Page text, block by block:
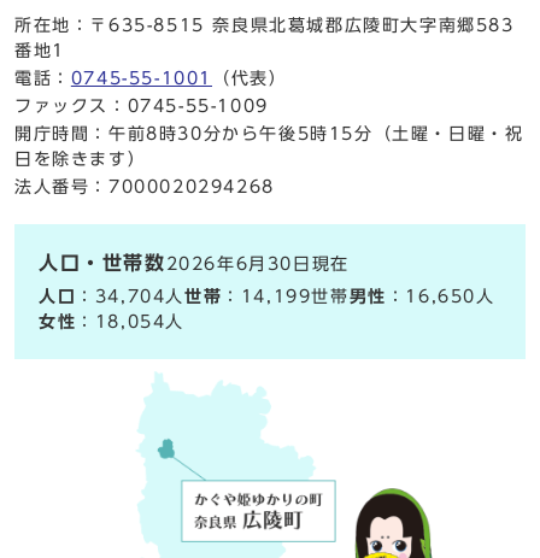
所在地：〒635-8515 奈良県北葛城郡広陵町大字南郷583
番地1
電話： 0745-55-1001
（代表）
ファックス：0745-55-1009
開庁時間：午前8時30分から午後5時15分（土曜・日曜・祝
日を除きます）
法人番号：7000020294268
人口・世帯数 2026年6月30日現在
人口
：34,704人世帯 ：14,199世帯男性 ：16,650人
女性 ：18,054人